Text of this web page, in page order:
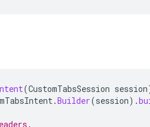
(CustomTabsSession session
.Builder(session).